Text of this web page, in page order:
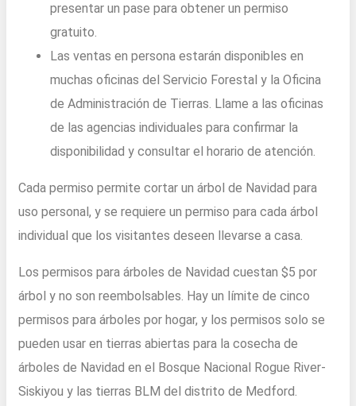
presentar un pase para obtener un permiso
gratuito.
Las ventas en persona estarán disponibles en
muchas oficinas del Servicio Forestal y la Oficina
de Administración de Tierras. Llame a las oficinas
de las agencias individuales para confirmar la
disponibilidad y consultar el horario de atención.
Cada permiso permite cortar un árbol de Navidad para
uso personal, y se requiere un permiso para cada árbol
individual que los visitantes deseen llevarse a casa.
Los permisos para árboles de Navidad cuestan $5 por
árbol y no son reembolsables. Hay un límite de cinco
permisos para árboles por hogar, y los permisos solo se
pueden usar en tierras abiertas para la cosecha de
árboles de Navidad en el Bosque Nacional Rogue River-
Siskiyou y las tierras BLM del distrito de Medford.